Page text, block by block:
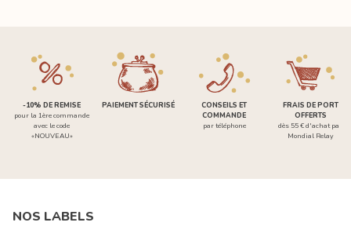
-10% DE REMISE
pour la 1ère commande
avec le code
«NOUVEAU»
PAIEMENT SÉCURISÉ
CONSEILS ET
COMMANDE
par téléphone
FRAIS DE PORT
OFFERTS
dès 55 € d'achat par
Mondial Relay
NOS LABELS